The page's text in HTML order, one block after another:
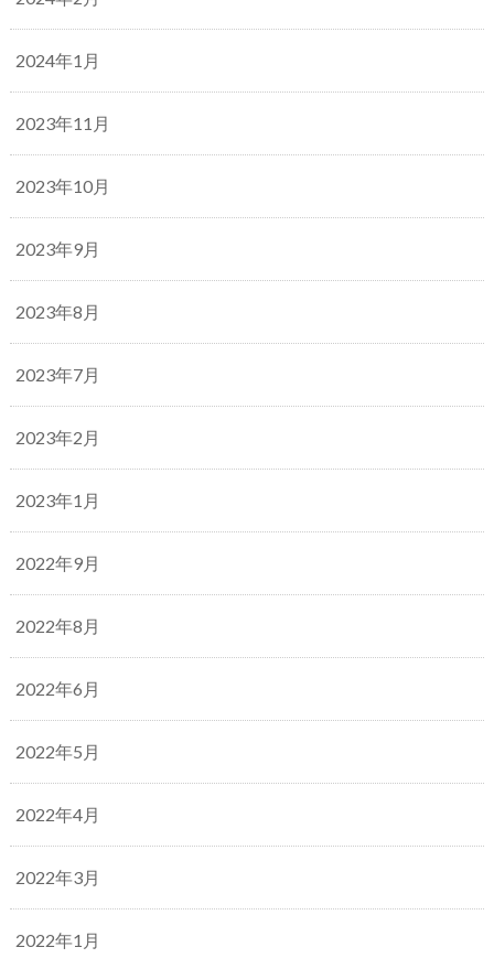
2024年1月
2023年11月
2023年10月
2023年9月
2023年8月
2023年7月
2023年2月
2023年1月
2022年9月
2022年8月
2022年6月
2022年5月
2022年4月
2022年3月
2022年1月